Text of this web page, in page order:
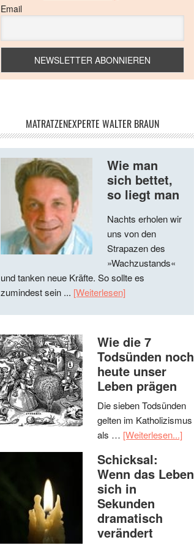
Email
MATRATZENEXPERTE WALTER BRAUN
Wie man
sich bettet,
so liegt man
Nachts erholen wir
uns von den
Strapazen des
»Wachzustands«
und tanken neue Kräfte. So sollte es
zumindest sein ... [Weiterlesen]
Wie die 7
Todsünden noch
heute unser
Leben prägen
Die sieben Todsünden
gelten im Katholizismus
als … [Weiterlesen...]
Schicksal:
Wenn das Leben
sich in
Sekunden
dramatisch
verändert